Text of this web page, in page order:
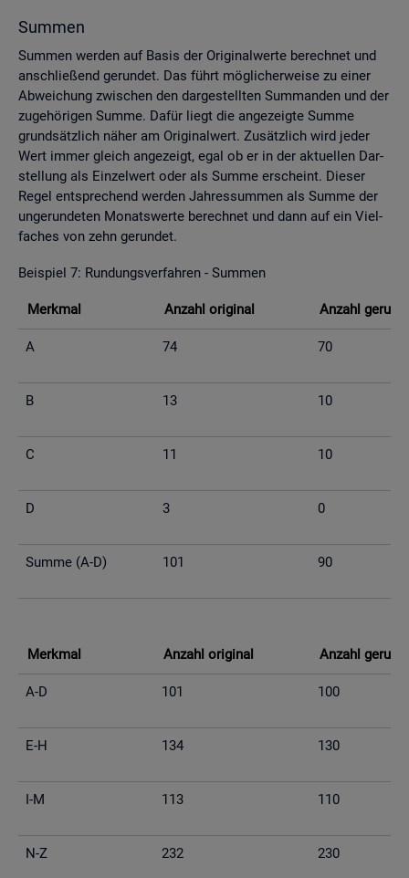
Sum­men
Sum­men wer­den auf Basis der Ori­gi­nal­wer­te be­rech­net und
an­schlie­ßend ge­run­det. Das führt mög­li­cher­wei­se zu einer
Ab­wei­chung zwi­schen den dar­ge­stell­ten Sum­man­den und der
zu­ge­hö­ri­gen Summe. Dafür liegt die an­ge­zeig­te Summe
grund­sätz­lich näher am Ori­gi­nal­wert. Zu­sätz­lich wird jeder
Wert immer gleich an­ge­zeigt, egal ob er in der ak­tu­el­len Dar­
stel­lung als Ein­zel­wert oder als Summe er­scheint. Die­ser
Regel ent­spre­chend wer­den Jah­res­sum­men als Summe der
un­ge­run­de­ten Mo­nats­wer­te be­rech­net und dann auf ein Viel­
fa­ches von zehn ge­run­det.
Bei­spiel 7: Run­dungs­ver­fah­ren - Sum­men
Merk­mal An­zahl ori­gi­nal An­zahl
A 74 70
B 13 10
C 11 10
D 3 0
Summe (A-D) 101 90
Merk­mal An­zahl ori­gi­nal An­zahl
A-D 101 100
E-H 134 130
I-M 113 110
N-Z 232 230